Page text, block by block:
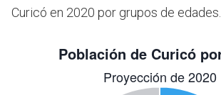
Curicó en 2020 por grupos de edades.